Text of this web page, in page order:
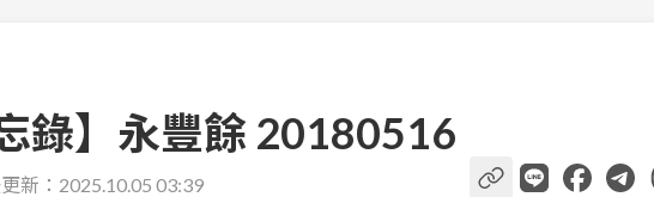
錄】永豐餘 20180516
新： 2025.10.05 03:39